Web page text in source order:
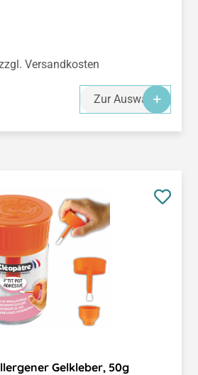
Versandkosten
Zur Auswahl
Gelkleber, 50g